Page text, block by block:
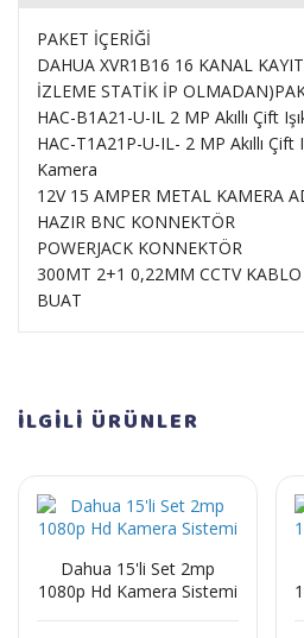
PAKET İÇERİĞİ
DAHUA XVR1B16 16 KANAL
İZLEME STATİK İP
HAC-B1A21-U-IL 2 MP Akıllı Çift
HAC-T1A21P-U-IL- 2 MP Akıllı Çift
Kamera
12V 15 AMPER METAL KAMERA
HAZIR BNC KONNEKTÖR
POWERJACK KONNEKTÖR
300MT 2+1 0,22MM CCTV KABLO
​BUAT
İLGİLİ ÜRÜNLER
Dahua 15'li Set 2mp
1080p Hd Kamera Sistemi